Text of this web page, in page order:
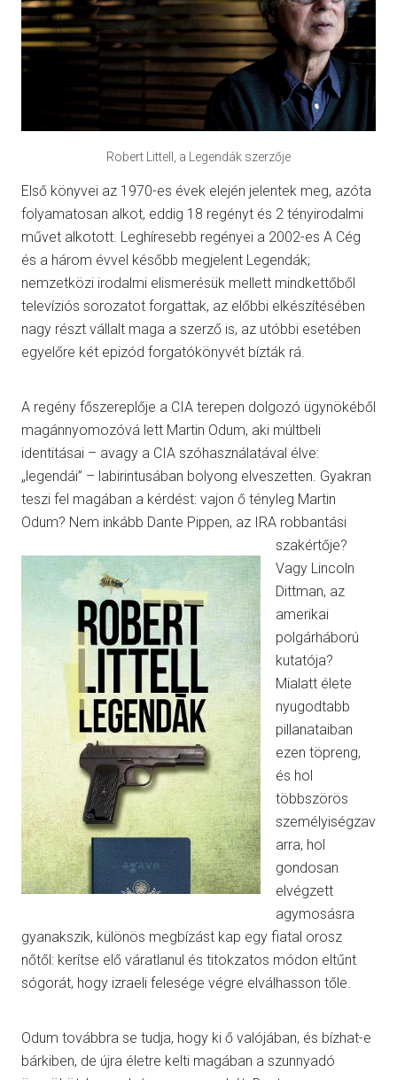
Robert Littell, a Legendák szerzője
Első könyvei az 1970-es évek elején jelentek meg, azóta
folyamatosan alkot, eddig 18 regényt és 2 tényirodalmi
művet alkotott. Leghíresebb regényei a 2002-es A Cég
és a három évvel később megjelent Legendák;
nemzetközi irodalmi elismerésük mellett mindkettőből
televíziós sorozatot forgattak, az előbbi elkészítésében
nagy részt vállalt maga a szerző is, az utóbbi esetében
egyelőre két epizód forgatókönyvét bízták rá.
A regény főszereplője a CIA terepen dolgozó ügynökéből
magánnyomozóvá lett Martin Odum, aki múltbeli
identitásai – avagy a CIA szóhasználatával élve:
„legendái” – labirintusában bolyong elveszetten. Gyakran
teszi fel magában a kérdést: vajon ő tényleg Martin
Odum? Nem inkább Dante Pippen, az IRA robbantási
szakértője?
Vagy Lincoln
Dittman, az
amerikai
polgárháború
kutatója?
Mialatt élete
nyugodtabb
pillanataiban
ezen töpreng,
és hol
többszörös
személyiségzav
arra, hol
gondosan
elvégzett
agymosásra
gyanakszik, különös megbízást kap egy fiatal orosz
nőtől: kerítse elő váratlanul és titokzatos módon eltűnt
sógorát, hogy izraeli felesége végre elválhasson tőle.
Odum továbbra se tudja, hogy ki ő valójában, és bízhat-e
bárkiben, de újra életre kelti magában a szunnyadó